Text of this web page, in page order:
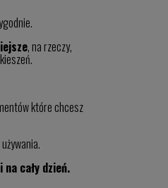
, na rzeczy,
które chcesz
cały dzień.